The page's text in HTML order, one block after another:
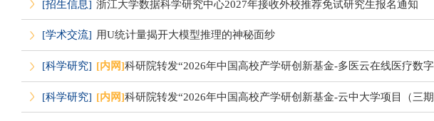
[招生信息] 浙江大学数据科学研究中心2027年接收外校推荐免试研究生报名通知
[学术交流] 用U统计量揭开大模型推理的神秘面纱
[科学研究] [内网]科研院转发“2026年中国高校产学研创新基金-多医云在线医疗数字化专项
[科学研究] [内网]科研院转发“2026年中国高校产学研创新基金-云中大学项目（三